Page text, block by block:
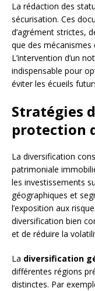
La rédaction des
sécurisation. Ces
d’agrément strictes,
que des
L’intervention d’un
indispensable pour
éviter les écueils
Stratégies
protection
La diversification
patrimoniale
les investissements
géographiques et
l’exposition aux
diversification bien
et de réduire la
La diversification
différentes régions
distinctes. Par